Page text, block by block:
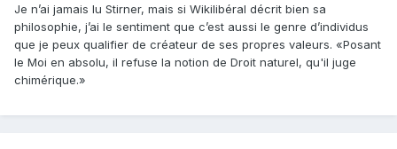
Je n’ai jamais lu Stirner, mais si Wikilibéral décrit bien sa
philosophie, j’ai le sentiment que c’est aussi le genre d’individus
que je peux qualifier de créateur de ses propres valeurs. «Posant
le Moi en absolu, il refuse la notion de Droit naturel, qu'il juge
chimérique.»